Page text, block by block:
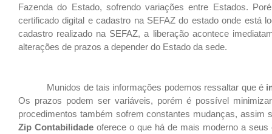
Fazenda do Estado, sofrendo variações entre Estados.
certificado digital e cadastro na SEFAZ do estado onde está
cadastro realizado na SEFAZ, a liberação acontece
alterações de prazos a depender do Estado da sede.
Munidos de tais informações podemos ressaltar que é
Os prazos podem ser variáveis, porém é possível
procedimentos também sofrem constantes mudanças,
Zip Contabilidade oferece o que há de mais moderno a